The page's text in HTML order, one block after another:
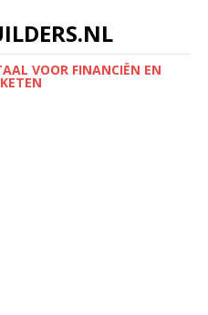
VOOR FINANCIËN EN